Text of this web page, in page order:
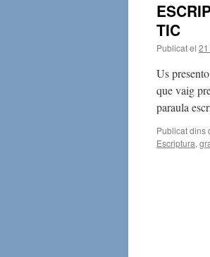
TIC
Publicat el
Us
que vaig
paraula
Publicat dins
Escriptura,